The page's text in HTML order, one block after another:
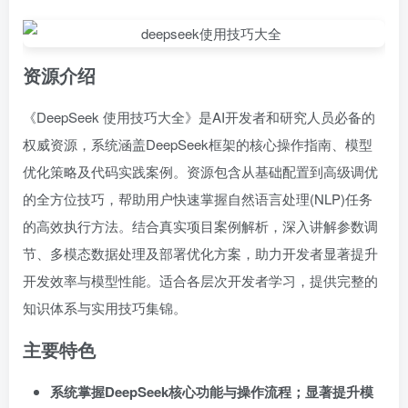
资源介绍
《DeepSeek 使用技巧大全》是AI开发者和研究人员必备的
权威资源，系统涵盖DeepSeek框架的核心操作指南、模型
优化策略及代码实践案例。资源包含从基础配置到高级调优
的全方位技巧，帮助用户快速掌握自然语言处理(NLP)任务
的高效执行方法。结合真实项目案例解析，深入讲解参数调
节、多模态数据处理及部署优化方案，助力开发者显著提升
开发效率与模型性能。适合各层次开发者学习，提供完整的
知识体系与实用技巧集锦。
主要特色
系统掌握DeepSeek核心功能与操作流程；显著提升模